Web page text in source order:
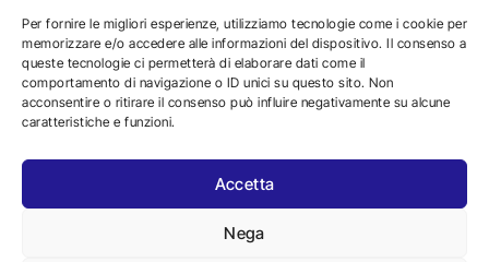
Per fornire le migliori esperienze, utilizziamo tecnologie come i cookie per
memorizzare e/o accedere alle informazioni del dispositivo. Il consenso a
queste tecnologie ci permetterà di elaborare dati come il
comportamento di navigazione o ID unici su questo sito. Non
acconsentire o ritirare il consenso può influire negativamente su alcune
caratteristiche e funzioni.
Accetta
Nega
Cookie Policy
Dichiarazione
di accessibilità
Laboratorio
materiali da
costruzione
distruttivi
Chi Siamo
311366
Via T.
75-77,